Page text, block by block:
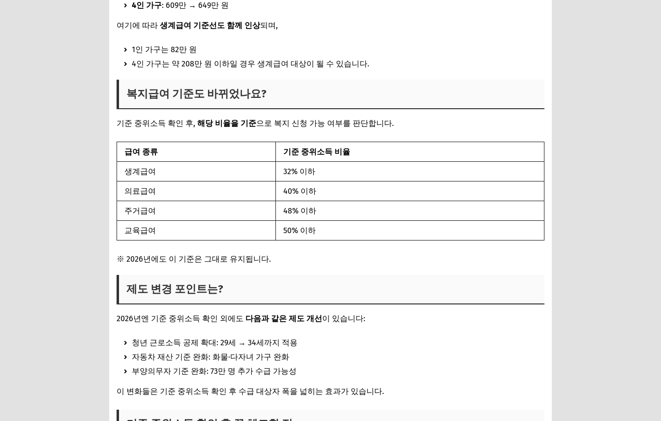
4인 가구: 609만 → 649만 원
여기에 따라 생계급여 기준선도 함께 인상되며,
1인 가구는 82만 원
4인 가구는 약 208만 원 이하일 경우 생계급여 대상이 될 수 있습니다.
복지급여 기준도 바뀌었나요?
기준 중위소득 확인 후, 해당 비율을 기준으로 복지 신청 가능 여부를 판단합니다.
급여 종류 기준 중위소득 비율
생계급여 32% 이하
의료급여 40% 이하
주거급여 48% 이하
교육급여 50% 이하
※ 2026년에도 이 기준은 그대로 유지됩니다.
제도 변경 포인트는?
2026년엔 기준 중위소득 확인 외에도 다음과 같은 제도 개선이 있습니다:
청년 근로소득 공제 확대: 29세 → 34세까지 적용
자동차 재산 기준 완화: 화물·다자녀 가구 완화
부양의무자 기준 완화: 73만 명 추가 수급 가능성
이 변화들은 기준 중위소득 확인 후 수급 대상자 폭을 넓히는 효과가 있습니다.